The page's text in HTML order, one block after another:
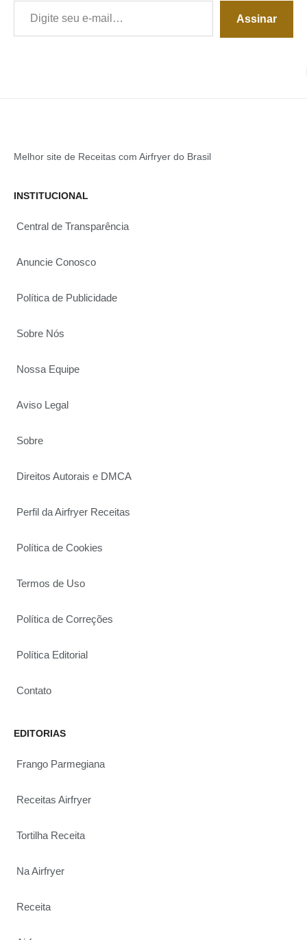
Assinar
Melhor site de Receitas com Airfryer do Brasil
INSTITUCIONAL
Central de Transparência
Anuncie Conosco
Política de Publicidade
Sobre Nós
Nossa Equipe
Aviso Legal
Sobre
Direitos Autorais e DMCA
Perfil da Airfryer Receitas
Política de Cookies
Termos de Uso
Política de Correções
Política Editorial
Contato
EDITORIAS
Frango Parmegiana
Receitas Airfryer
Tortilha Receita
Na Airfryer
Receita